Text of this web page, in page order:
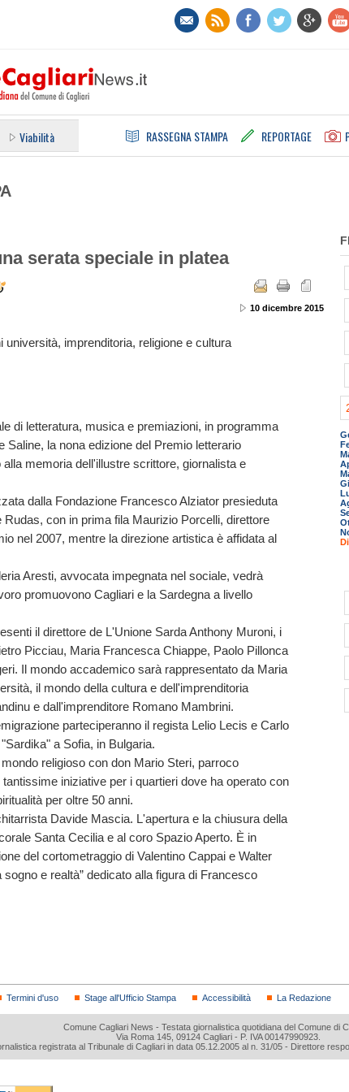
Viabilità RASSEGNA STAMPA REPORTAGE
serata speciale in platea
10 dicembre 2015
università, imprenditoria, religione e cultura
di letteratura, musica e premiazioni, in programma
Saline, la nona edizione del Premio letterario
memoria dell'illustre scrittore, giornalista e
dalla Fondazione Francesco Alziator presieduta
con in prima fila Maurizio Porcelli, direttore
nel 2007, mentre la direzione artistica è affidata al
Aresti, avvocata impegnata nel sociale, vedrà
promuovono Cagliari e la Sardegna a livello
il direttore de L'Unione Sarda Anthony Muroni, i
Picciau, Maria Francesca Chiappe, Paolo Pillonca
Il mondo accademico sarà rappresentato da Maria
il mondo della cultura e dell'imprenditoria
e dall'imprenditore Romano Mambrini.
parteciperanno il regista Lelio Lecis e Carlo
a Sofia, in Bulgaria.
religioso con don Mario Steri, parroco
iniziative per i quartieri dove ha operato con
per oltre 50 anni.
Davide Mascia. L'apertura e la chiusura della
Santa Cecilia e al coro Spazio Aperto. È in
del cortometraggio di Valentino Cappai e Walter
sogno e realtà” dedicato alla figura di Francesco
Termini d'uso Stage all'Ufficio Stampa Accessibilità La Redazione
Comune Cagliari News - Testata giornalistica quotidiana del Comune di
Via Roma 145, 09124 Cagliari - P. IVA 00147990923.
registrata al Tribunale di Cagliari in data 05.12.2005 al n. 31/05 - Direttore